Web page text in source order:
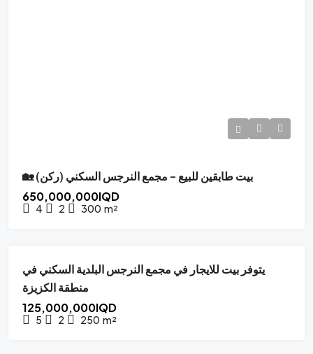
🏡 بيت طابقين للبيع – مجمع النرجس السكني (ركن)
650,000,000IQD
4 2 300 m²
FOR RENT SPECIAL OFFER
يتوفر بيت للايجار في مجمع النرجس البلدية السكني في
منطقة الكزيزة
125,000,000IQD
5 2 250 m²